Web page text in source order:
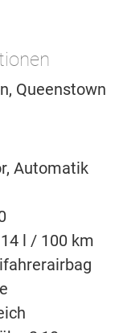
Queenstown
Automatik
l / 100 km